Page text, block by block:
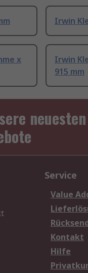
Irwin
x
Irwin
915 mm
neuesten
Service
Value
Kontakt
Hilfe